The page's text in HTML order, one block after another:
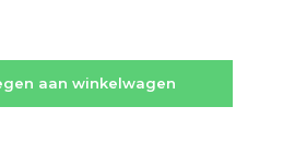
aan winkelwagen